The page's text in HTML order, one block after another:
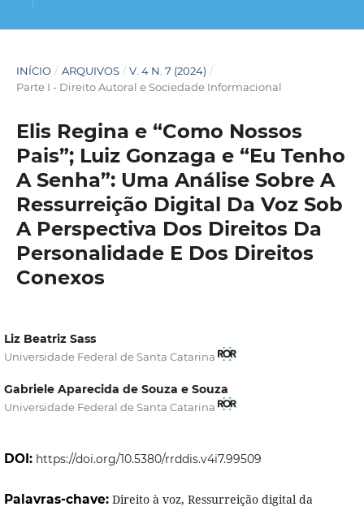
INÍCIO / ARQUIVOS / V. 4 N. 7 (2024) /
Parte I - Direito Autoral e Sociedade Informacional
Elis Regina e “Como Nossos
Pais”; Luiz Gonzaga e “Eu Tenho
A Senha”: Uma Análise Sobre A
Ressurreição Digital Da Voz Sob
A Perspectiva Dos Direitos Da
Personalidade E Dos Direitos
Conexos
Liz Beatriz Sass
Universidade Federal de Santa Catarina
Gabriele Aparecida de Souza e Souza
Universidade Federal de Santa Catarina
DOI: https://doi.org/10.5380/rrddis.v4i7.99509
Palavras-chave: Direito à voz, Ressurreição digital da